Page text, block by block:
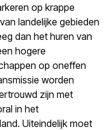
op krappe
landelijke gebieden
dan het huren van
hogere
op oneffen
worden
zijn met
in het
Uiteindelijk moet